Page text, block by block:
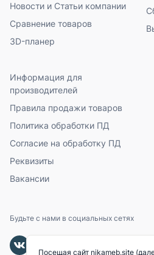
Новости и Статьи компании
Сравнение товаров
3D-планер
Информация для
производителей
Правила продажи товаров
Политика обработки ПД
Согласие на обработку ПД
Реквизиты
Вакансии
Будьте с нами в социальных сетях
Посещая сайт nikameb.site